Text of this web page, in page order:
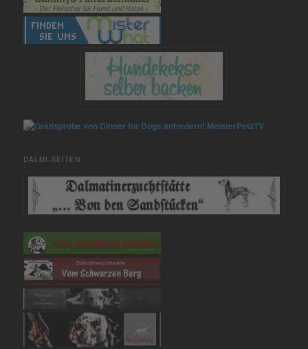
MeisterPetzTV
DALMI-SEITEN